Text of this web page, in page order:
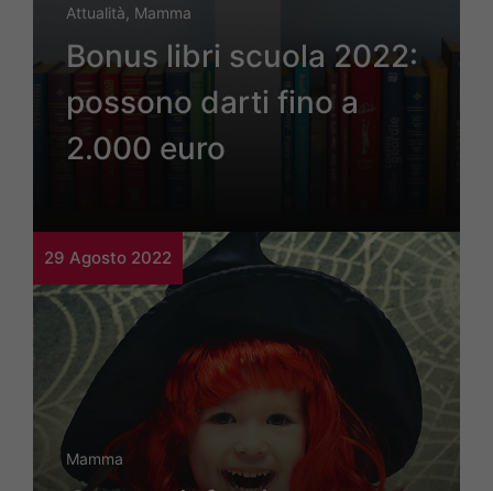
Attualità, Mamma
Bonus libri scuola 2022:
possono darti fino a
2.000 euro
29 Agosto 2022
Mamma